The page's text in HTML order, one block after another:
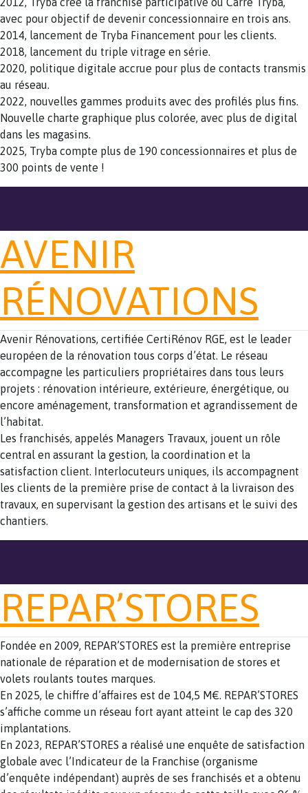
avec pour objectif de devenir concessionnaire en trois ans.
2014, lancement de Tryba Financement pour les clients.
2018, lancement du triple vitrage en série.
2020, politique digitale accrue pour plus de contacts transmis
au réseau.
2022, nouvelles gammes produits avec des profilés plus fins.
Nouvelle charte graphique plus colorée, avec plus de digital
dans les magasins.
2025, Tryba compte plus de 190 concessionnaires et plus de
300 points de vente !
AVENIR
RÉNOVATIONS
Avenir Rénovations, certifiée CertiRénov RGE, est le leader
européen de la rénovation tous corps d’état. Le réseau
accompagne les particuliers propriétaires dans tous leurs
projets : rénovation intérieure, extérieure, énergétique, ou
encore aménagement, transformation et agrandissement de
l’habitat.
Les franchisés, appelés Managers Travaux, jouent un rôle
central en assurant la gestion, la coordination et la
satisfaction client. Interlocuteurs uniques, ils accompagnent
les clients de la première prise de contact à la livraison des
travaux, en supervisant la gestion des artisans et le suivi des
chantiers.
REPAR’STORES
Fondée en 2009, REPAR’STORES est la première entre­prise
nationale de réparation et de modernisation de stores et
volets roulants toutes marques.
En 2025, le chiffre d’affaires est de 104,5 M€. REPAR’STORES
s’affiche comme un réseau fort ayant atteint le cap des 320
implantations.
En 2023, REPAR’STORES a réalisé une enquête de satisfaction
globale avec l’Indicateur de la Franchise (organisme
d’enquête indépendant) auprès de ses franchisés et a obtenu